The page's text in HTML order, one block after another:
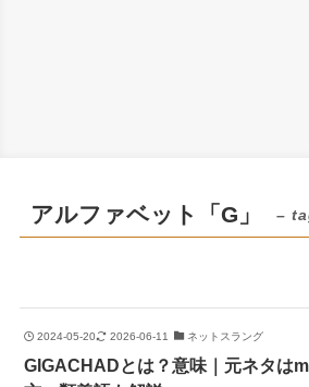
アルファベット「G」 –
2024-05-20 2026-06-11 ネットスラング
GIGACHADとは？意味｜元ネタは